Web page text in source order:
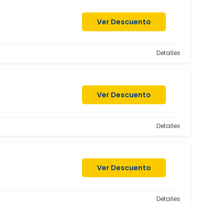
Ver Descuento
Detalles
Ver Descuento
Detalles
Ver Descuento
Detalles